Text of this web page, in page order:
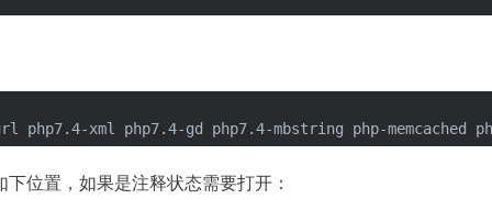
xml php7.4-gd php7.4-mbstring php-memcached
位置，如果是注释状态需要打开：